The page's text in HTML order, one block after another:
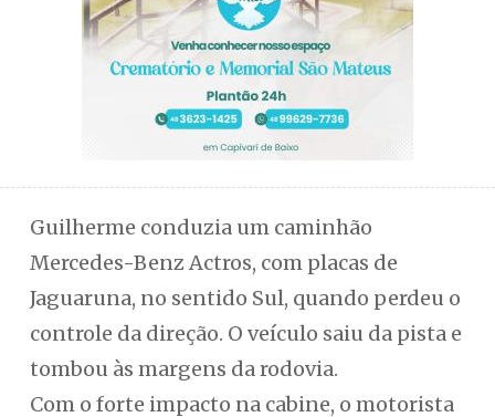
Guilherme conduzia um caminhão
Mercedes-Benz Actros, com placas de
Jaguaruna, no sentido Sul, quando perdeu o
controle da direção. O veículo saiu da pista e
tombou às margens da rodovia.
Com o forte impacto na cabine, o motorista